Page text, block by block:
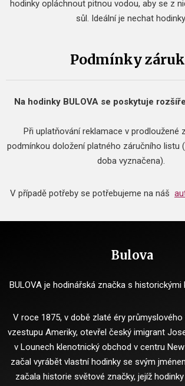
hodinky opláchnout pitnou vodou, aby se z
sůl. Ideální je nechat hodinky
Podmínky
Na hodinky BULOVA se poskytuje
Při uplatňování reklamace v prodloužené
podmínkou doložení platného záručního listu
doba vyznačena).
V případě potřeby se potřebujeme na náš
Bulova
BULOVA je hodinářská značka s historickými
V roce 1875, v době zlaté éry
vzestupu Ameriky, otevřel český imigrant
v Lounech klenotnický obchod v centru
začal vyrábět vlastní hodinky se svým
začala historie světové značky, jejíž